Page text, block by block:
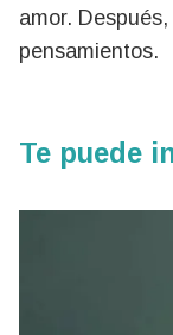
amor.
pensamientos.
Te puede